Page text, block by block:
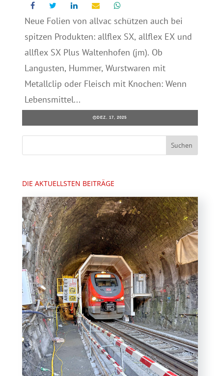
Neue Folien von allvac schützen auch bei
spitzen Produkten: allflex SX, allflex EX und
allflex SX Plus Waltenhofen (jm). Ob
Langusten, Hummer, Wurstwaren mit
Metallclip oder Fleisch mit Knochen: Wenn
Lebensmittel...
DEZ. 17, 2025
DIE AKTUELLSTEN BEITRÄGE